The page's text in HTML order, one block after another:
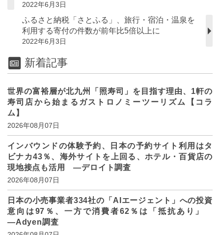
2022年6月3日
ふるさと納税「さとふる」、旅行・宿泊・温泉を
利用する寄付の件数が前年比5倍以上に
2022年6月3日
新着記事
世界の富裕層が北九州「照寿司」を目指す理由、1軒の
寿司店から始まるガストロノミーツーリズム【コラ
ム】
2026年08月07日
インバウンドの体験予約、日本の予約サイト利用はタ
ビナカ43％、海外サイトを上回る、ホテル・百貨店の
現地接点も活用 ―デロイト調査
2026年08月07日
日本の小売事業者334社の「AIエージェント」への投資
意向は97％、一方で消費者62％は「抵抗あり」
―Adyen調査